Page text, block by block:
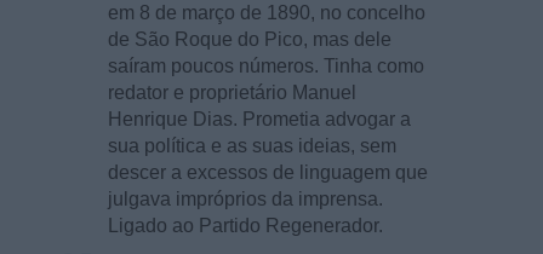
em 8 de março de 1890, no concelho
de São Roque do Pico, mas dele
saíram poucos números. Tinha como
redator e proprietário Manuel
Henrique Dias. Prometia advogar a
sua política e as suas ideias, sem
descer a excessos de linguagem que
julgava impróprios da imprensa.
Ligado ao Partido Regenerador.